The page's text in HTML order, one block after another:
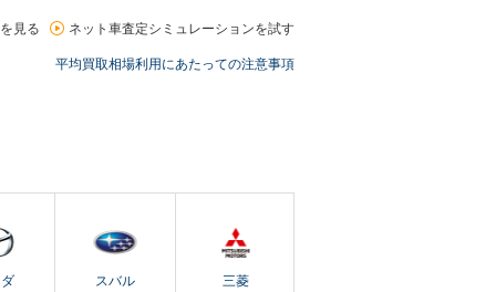
見る ネット車査定シミュレーションを試す
平均買取相場利用にあたっての注意事項
スバル 三菱